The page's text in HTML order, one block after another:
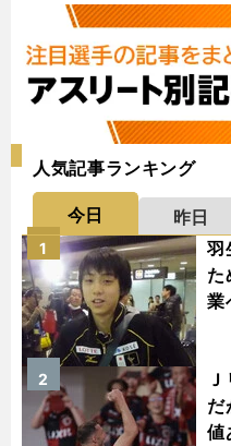
人気記事ランキング
今日 昨日
羽
た
業
1
だ
値
2